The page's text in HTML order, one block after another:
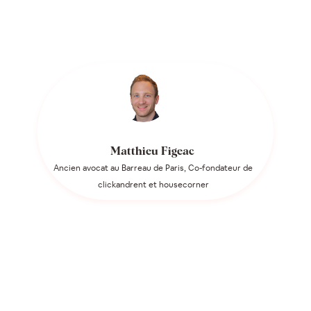
Matthieu Figeac
Ancien avocat au Barreau de Paris, Co-fondateur de
clickandrent et housecorner